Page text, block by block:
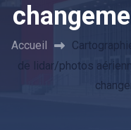
Accueil
de lidar/photos